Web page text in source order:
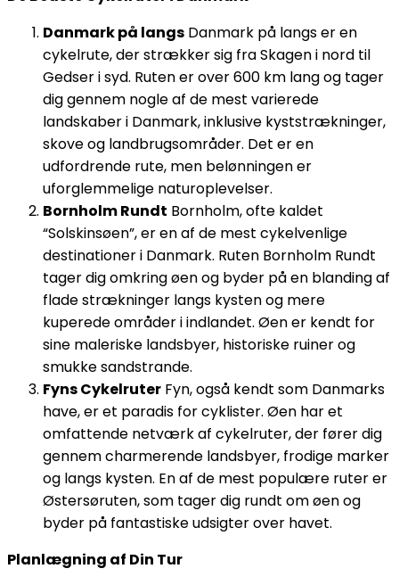
Danmark på langs Danmark på langs er en
cykelrute, der strækker sig fra Skagen i nord til
Gedser i syd. Ruten er over 600 km lang og tager
dig gennem nogle af de mest varierede
landskaber i Danmark, inklusive kyststrækninger,
skove og landbrugsområder. Det er en
udfordrende rute, men belønningen er
uforglemmelige naturoplevelser.
Bornholm Rundt Bornholm, ofte kaldet
“Solskinsøen”, er en af de mest cykelvenlige
destinationer i Danmark. Ruten Bornholm Rundt
tager dig omkring øen og byder på en blanding af
flade strækninger langs kysten og mere
kuperede områder i indlandet. Øen er kendt for
sine maleriske landsbyer, historiske ruiner og
smukke sandstrande.
Fyns Cykelruter Fyn, også kendt som Danmarks
have, er et paradis for cyklister. Øen har et
omfattende netværk af cykelruter, der fører dig
gennem charmerende landsbyer, frodige marker
og langs kysten. En af de mest populære ruter er
Østersøruten, som tager dig rundt om øen og
byder på fantastiske udsigter over havet.
Planlægning af Din Tur